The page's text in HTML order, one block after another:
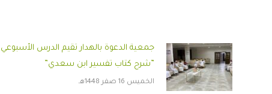
جمعية الدعوة بالهدار تقيم الدرس
”شرح كتاب تفسير ابن سعدي”
الخميس 16 صفر 1448هـ